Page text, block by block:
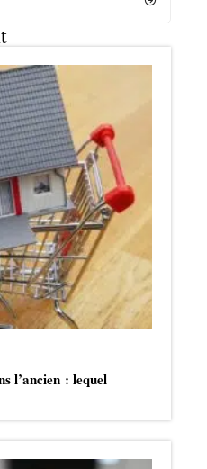
l’ancien : lequel